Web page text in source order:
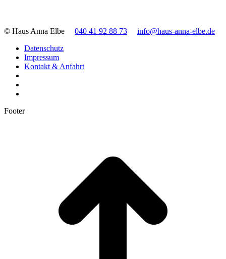
© Haus Anna Elbe 040 41 92 88 73
info@haus-anna-elbe.de
Datenschutz
Impressum
Kontakt & Anfahrt
Footer